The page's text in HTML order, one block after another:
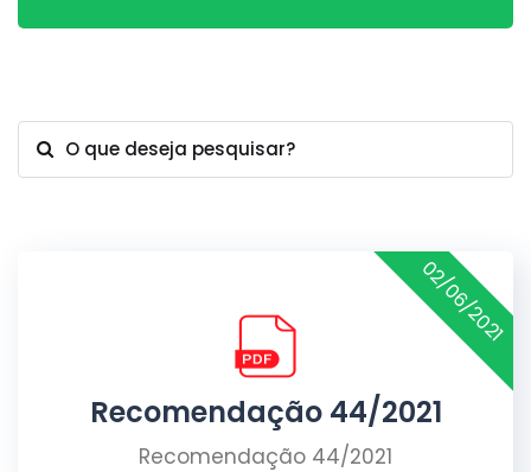
O que deseja pesquisar?
02/06/2021
Recomendação 44/2021
Recomendação 44/2021